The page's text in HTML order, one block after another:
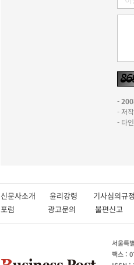
-
- 저
- 타
신문사소개 윤리강령 기사심의
포럼
광고문의 불편신고
서울특
팩스 :